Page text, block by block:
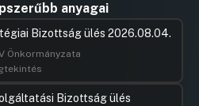
anyagai
Bizottság ülés 2026.08.04.
Önkormányzata
Bizottság ülés